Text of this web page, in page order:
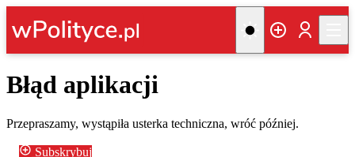
Błąd aplikacji
Przepraszamy, wystąpiła usterka techniczna, wróć później.
Subskrybuj